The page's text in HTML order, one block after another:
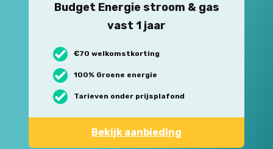
Budget Energie stroom & gas
vast 1 jaar
€70 welkomstkorting
100% Groene energie
Tarieven onder prijsplafond
Bekijk aanbieding